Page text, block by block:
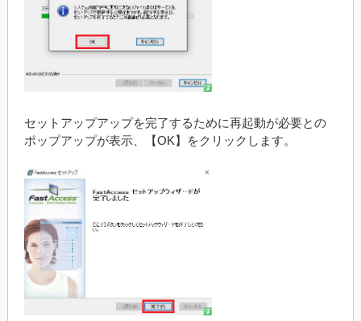
セットアップアップを完了するために再起動が必要との
ポップアップが表示、【OK】をクリックします。